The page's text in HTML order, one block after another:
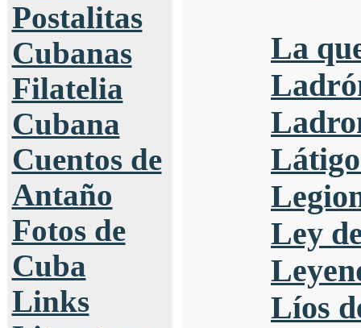
Postalitas
Cubanas
Filatelia
Cubana
Cuentos de
Antaño
Fotos de
Cuba
Links
La
Ley
Líos